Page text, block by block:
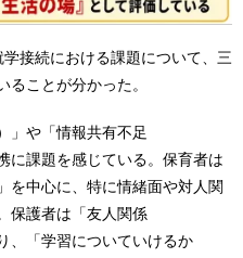
接続における課題について、三
ことが分かった。
」や「情報共有不足
に課題を感じている。保育者は
を中心に、特に情緒面や対人関
保護者は「友人関係
、「学習についていけるか